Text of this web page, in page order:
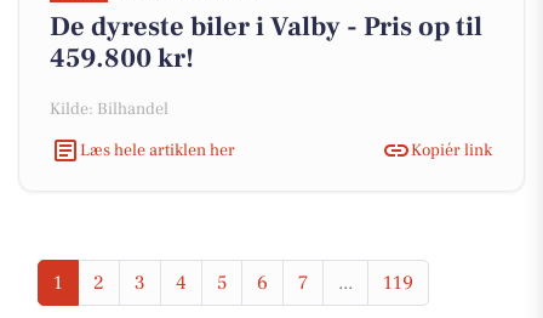
De dyreste biler i Valby - Pris op til
459.800 kr!
Kilde: Bilhandel
Læs hele artiklen her
Kopiér link
1 2 3 4 5 6 7 ... 119